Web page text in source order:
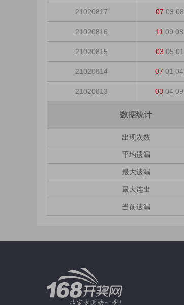
21020817 07 03 08
21020816 11 09 08
21020815 03 05 01
21020814 07 01 04
21020813 03 04 09
数据统计
出现次数
平均遗漏
最大遗漏
最大连出
当前遗漏